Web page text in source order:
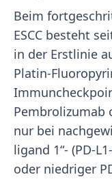
Beim
ESCC besteht
in der Erstlinie
Platin-
Pembrolizumab
nur bei
ligand 1“- (PD-
oder niedriger